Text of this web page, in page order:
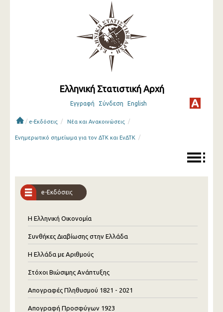
Ελληνική Στατιστική Αρχή
Εγγραφή Σύνδεση English
/ e-Εκδόσεις / Νέα και Ανακοινώσεις /
Ενημερωτικό σημείωμα για τον ΔΤΚ και ΕνΔΤΚ /
e-Εκδόσεις
Η Ελληνική Οικονομία
Συνθήκες Διαβίωσης στην Ελλάδα
Η Ελλάδα με Αριθμούς
Στόχοι Βιώσιμης Ανάπτυξης
Απογραφές Πληθυσμού 1821 - 2021
Απογραφή Προσφύγων 1923